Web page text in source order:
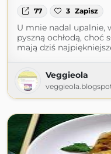
77 3 Zapisz
U mnie nadal upalnie,
pyszną ochłodą, choć
mają dziś
Veggieola